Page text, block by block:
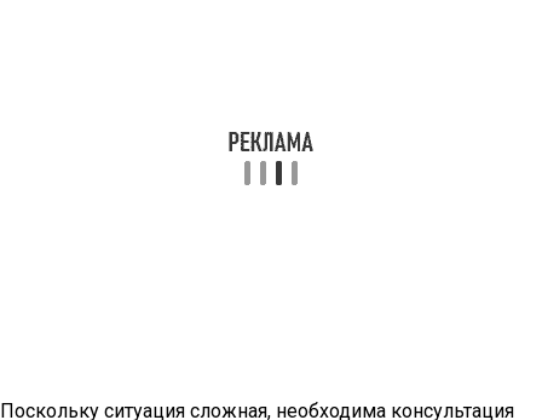
Поскольку ситуация сложная, необходима консультация